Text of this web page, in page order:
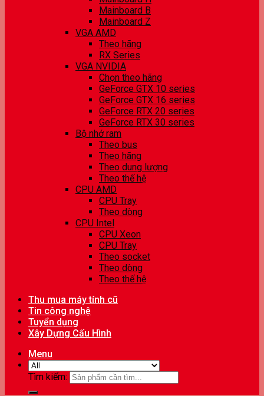
Mainboard B
Mainboard Z
VGA AMD
Theo hãng
RX Series
VGA NVIDIA
Chọn theo hãng
GeForce GTX 10 series
GeForce GTX 16 series
GeForce RTX 20 series
GeForce RTX 30 series
Bộ nhớ ram
Theo bus
Theo hãng
Theo dung lượng
Theo thế hệ
CPU AMD
CPU Tray
Theo dòng
CPU Intel
CPU Xeon
CPU Tray
Theo socket
Theo dòng
Theo thế hệ
Thu mua máy tính cũ
Tin công nghệ
Tuyển dụng
Xây Dựng Cấu Hình
Menu
Tìm kiếm: